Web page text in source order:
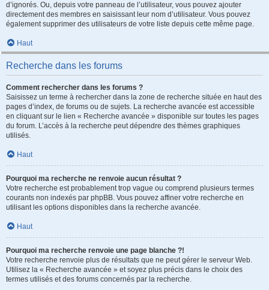
d’ignorés. Ou, depuis votre panneau de l’utilisateur, vous pouvez ajouter
directement des membres en saisissant leur nom d’utilisateur. Vous pouvez
également supprimer des utilisateurs de votre liste depuis cette même page.
Haut
Recherche dans les forums
Comment rechercher dans les forums ?
Saisissez un terme à rechercher dans la zone de recherche située en haut des
pages d’index, de forums ou de sujets. La recherche avancée est accessible
en cliquant sur le lien « Recherche avancée » disponible sur toutes les pages
du forum. L’accès à la recherche peut dépendre des thèmes graphiques
utilisés.
Haut
Pourquoi ma recherche ne renvoie aucun résultat ?
Votre recherche est probablement trop vague ou comprend plusieurs termes
courants non indexés par phpBB. Vous pouvez affiner votre recherche en
utilisant les options disponibles dans la recherche avancée.
Haut
Pourquoi ma recherche renvoie une page blanche ?!
Votre recherche renvoie plus de résultats que ne peut gérer le serveur Web.
Utilisez la « Recherche avancée » et soyez plus précis dans le choix des
termes utilisés et des forums concernés par la recherche.